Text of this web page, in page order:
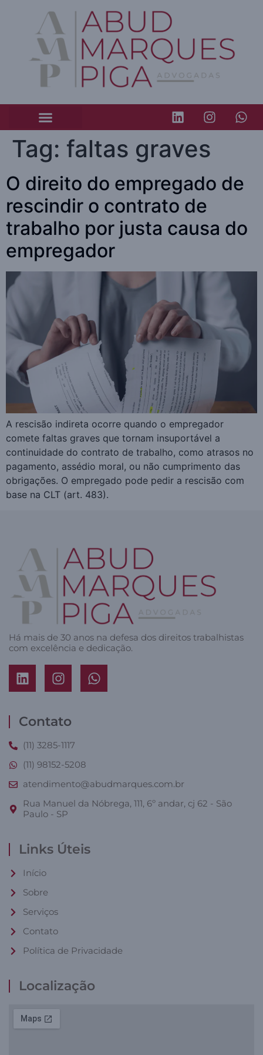
Tag: faltas graves
O direito do empregado de
rescindir o contrato de
trabalho por justa causa do
empregador
A rescisão indireta ocorre quando o empregador
comete faltas graves que tornam insuportável a
continuidade do contrato de trabalho, como atrasos no
pagamento, assédio moral, ou não cumprimento das
obrigações. O empregado pode pedir a rescisão com
base na CLT (art. 483).
Há mais de 30 anos na defesa dos direitos trabalhistas
com excelência e dedicação.
Contato
(11) 3285-1117
(11) 98152-5208
atendimento@abudmarques.com.br
Rua Manuel da Nóbrega, 111, 6º andar, cj 62 - São
Paulo - SP
Links Úteis
Início
Sobre
Serviços
Contato
Política de Privacidade
Localização